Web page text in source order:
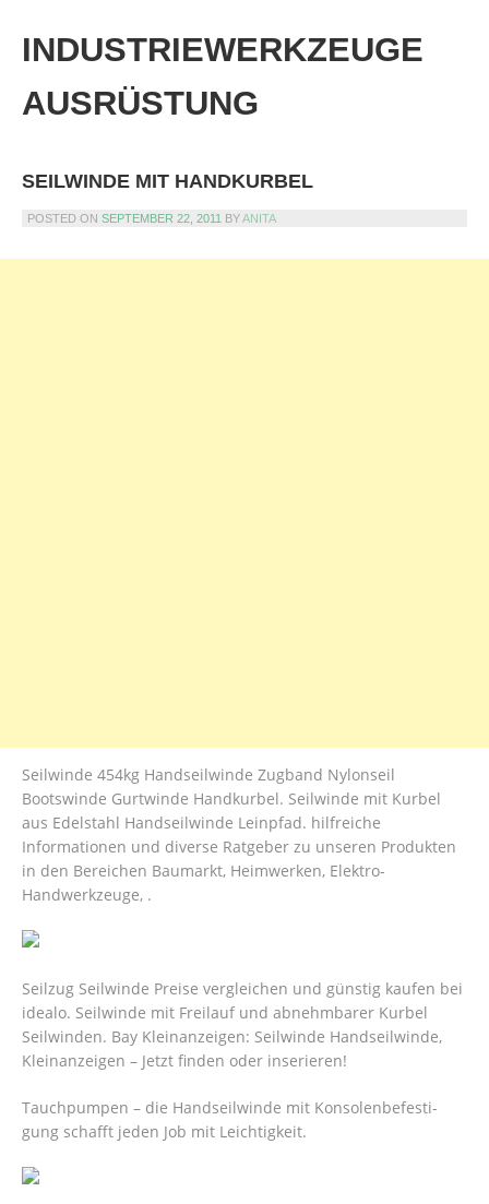
content
INDUSTRIEWERKZEUGE
AUSRÜSTUNG
SEILWINDE MIT HANDKURBEL
POSTED ON SEPTEMBER 22, 2011 BYANITA
Seilwinde 454kg Handseilwinde Zugband Nylonseil
Bootswinde Gurtwinde Handkurbel. Seilwinde mit Kurbel
aus Edelstahl Handseilwinde Leinpfad. hilfreiche
Informationen und diverse Ratgeber zu unseren Produkten
in den Bereichen Baumarkt, Heimwerken, Elektro-
Handwerkzeuge, .
Seilzug Seilwinde Preise vergleichen und günstig kaufen bei
idealo. Seilwinde mit Freilauf und abnehmbarer Kurbel
Seilwinden. Bay Kleinanzeigen: Seilwinde Handseilwinde,
Kleinanzeigen – Jetzt finden oder inserieren!
Tauchpumpen – die Handseilwinde mit Konsolenbefesti-
gung schafft jeden Job mit Leichtigkeit.